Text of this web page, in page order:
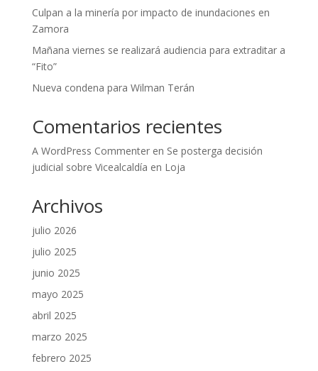
Culpan a la minería por impacto de inundaciones en
Zamora
Mañana viernes se realizará audiencia para extraditar a
“Fito”
Nueva condena para Wilman Terán
Comentarios recientes
A WordPress Commenteren Se posterga decisión
judicial sobre Vicealcaldía en Loja
Archivos
julio 2026
julio 2025
junio 2025
mayo 2025
abril 2025
marzo 2025
febrero 2025